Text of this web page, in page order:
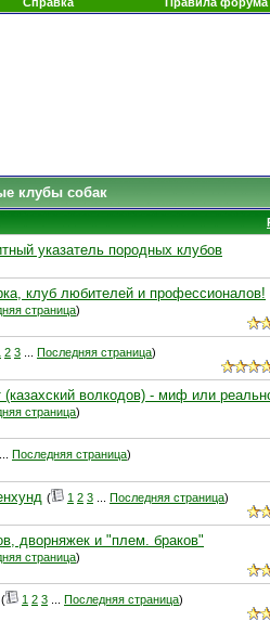
клубы собак
указатель породных клубов
клуб любителей и профессионалов!
страница)
2 3 Последняя страница)
(казахский волкодов) - миф или
страница)
Последняя страница)
( 1 2 3 Последняя страница)
дворняжек и "плем. браков"
страница)
( 1 2 3 Последняя страница)